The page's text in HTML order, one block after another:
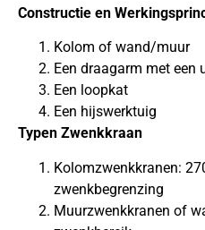
Constructie en
Kolom of wand/muur
Een draagarm met een
Een loopkat
Een hijswerktuig
Typen Zwenkkraan
Kolomzwenkkranen:
zwenkbegrenzing
Muurzwenkkranen of